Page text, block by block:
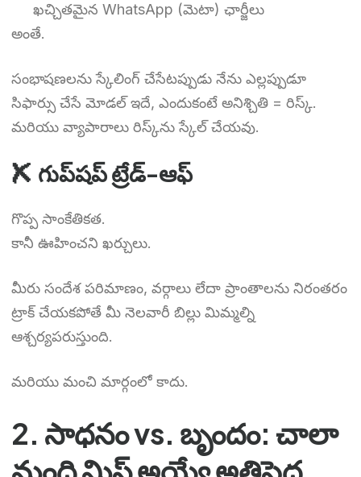
ఖచ్చితమైన WhatsApp (మెటా) ఛార్జీలు
అంతే.
సంభాషణలను స్కేలింగ్ చేసేటప్పుడు నేను ఎల్లప్పుడూ
సిఫార్సు చేసే మోడల్ ఇదే, ఎందుకంటే అనిశ్చితి = రిస్క్.
మరియు వ్యాపారాలు రిస్క్‌ను స్కేల్ చేయవు.
✘ గుప్‌షప్ ట్రేడ్-ఆఫ్
గొప్ప సాంకేతికత.
కానీ ఊహించని ఖర్చులు.
మీరు సందేశ పరిమాణం, వర్గాలు లేదా ప్రాంతాలను నిరంతరం
ట్రాక్ చేయకపోతే మీ నెలవారీ బిల్లు మిమ్మల్ని
ఆశ్చర్యపరుస్తుంది.
మరియు మంచి మార్గంలో కాదు.
2. సాధనం vs. బృందం: చాలా